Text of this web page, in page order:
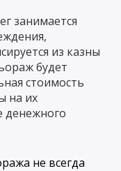
занимается
из казны
будет
стоимость
на их
денежного
не всегда